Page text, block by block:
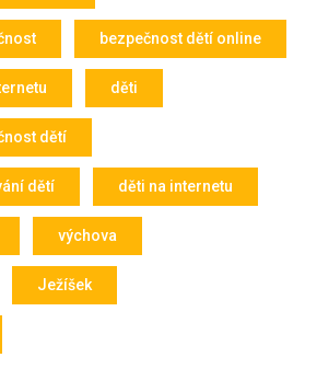
bezpečnost dětí online
děti
dětí
dětí děti na internetu
výchova
Ježíšek